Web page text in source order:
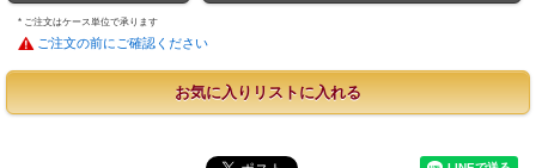
* ご注文はケース単位で承ります
ご注文の前にご確認ください
お気に入りリストに入れる